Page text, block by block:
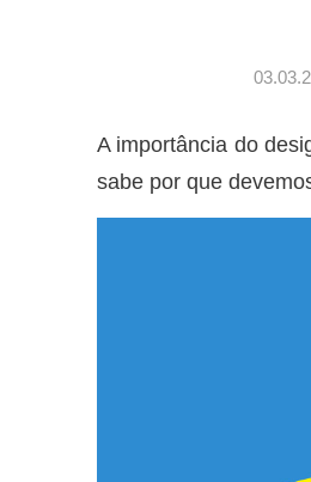
A importância do
sabe por que